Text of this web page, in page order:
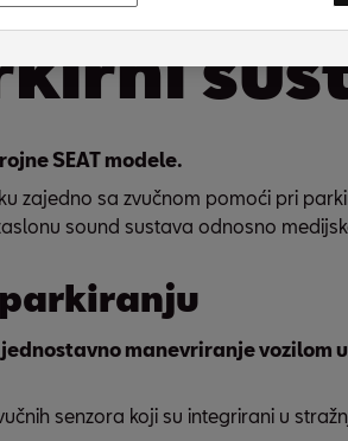
SEAT modele.
zajedno sa zvučnom pomoći pri
sound sustava odnosno
manevriranje
senzora koji su integrirani u